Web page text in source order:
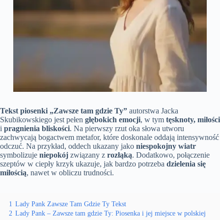
Tekst piosenki „Zawsze tam gdzie Ty” autorstwa Jacka
Skubikowskiego jest pełen głębokich emocji, w tym tęsknoty, miłości
i pragnienia bliskości. Na pierwszy rzut oka słowa utworu
zachwycają bogactwem metafor, które doskonale oddają intensywność
odczuć. Na przykład, oddech ukazany jako niespokojny wiatr
symbolizuje niepokój związany z rozłąką. Dodatkowo, połączenie
szeptów w ciepły krzyk ukazuje, jak bardzo potrzeba dzielenia się
miłością, nawet w obliczu trudności.
1 Lady Pank Zawsze Tam Gdzie Ty Tekst
2 Lady Pank – Zawsze tam gdzie Ty: Piosenka i jej miejsce w polskiej